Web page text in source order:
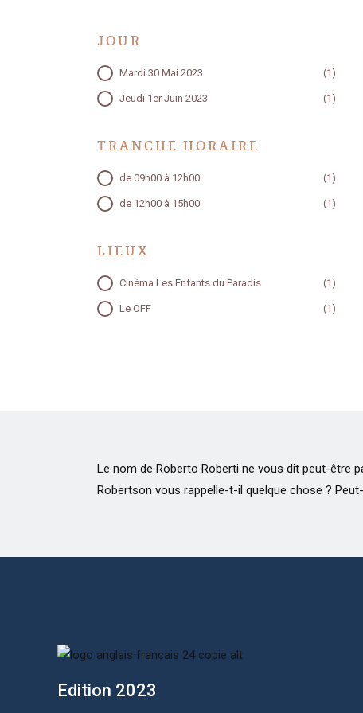
JOUR
JOURMardi 30 Mai 2023 (1)
Jeudi 1er Juin 2023 (1)
TRANCHE HORAIRE
TRANCHE HORAIRE
de 09h00 à 12h00 (1)
de 12h00 à 15h00 (1)
LIEUX
LIEUXCinéma Les Enfants du Paradis (1)
Le OFF (1)
Le nom de Roberto Roberti ne vous dit peut-être
Robertson vous rappelle-t-il quelque chose ?
autre que le nom de scène de Vincenzo
Edition 2023